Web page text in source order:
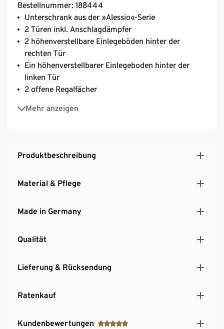
Bestellnummer: 188444
Unterschrank aus der »Alessio«-Serie
2 Türen inkl. Anschlagdämpfer
2 höhenverstellbare Einlegeböden hinter der
rechten Tür
Ein höhenverstellbarer Einlegeboden hinter der
linken Tür
2 offene Regalfächer
Mehr anzeigen
Hängende Montage
Hersteller: Schildmeyer
Produktbeschreibung
Material & Pflege
Made in Germany
Qualität
Lieferung & Rücksendung
Ratenkauf
Kundenbewertungen